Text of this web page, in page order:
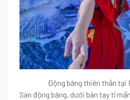
Động băng thiên thần tại
Sàn động băng, dưới bàn tay tỉ